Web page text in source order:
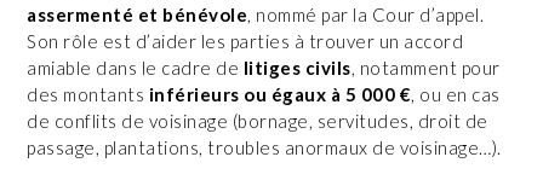
assermenté et bénévole, nommé par la Cour d’appel.
Son rôle est d’aider les parties à trouver un accord
amiable dans le cadre de litiges civils, notamment pour
des montants inférieurs ou égaux à 5 000 €, ou en cas
de conflits de voisinage (bornage, servitudes, droit de
passage, plantations, troubles anormaux de voisinage…).